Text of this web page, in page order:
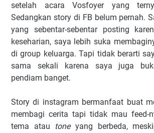
setelah acara Vosfoyer yang
Sedangkan story di FB belum pernah.
yang sebentar-sebentar posting
keseharian, saya lebih suka
di group keluarga. Tapi tidak berarti
sama sekali karena saya juga
pendiam banget.
Story di instagram bermanfaat buat
membagi cerita tapi tidak mau feed-
tema atau toneyang berbeda,